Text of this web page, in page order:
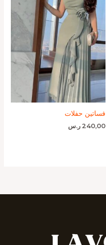
فساتين حفلات
240,00 ر.س